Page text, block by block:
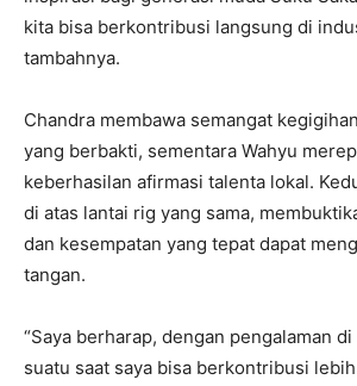
kita bisa berkontribusi langsung di
tambahnya.
Chandra membawa semangat
yang berbakti, sementara Wahyu
keberhasilan afirmasi talenta lokal.
di atas lantai rig yang sama,
dan kesempatan yang tepat dapat
tangan.
“Saya berharap, dengan pengalaman
suatu saat saya bisa berkontribusi